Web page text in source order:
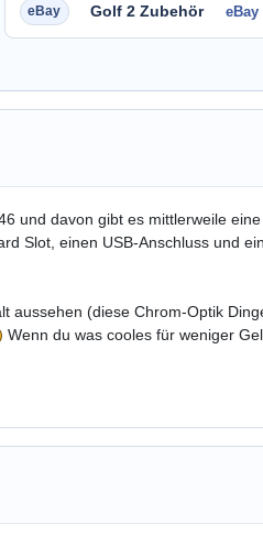
Golf 2 Zubehör
und davon gibt es mittlerweile eine
Slot, einen USB-Anschluss und
aussehen (diese Chrom-Optik
Wenn du was cooles für weniger